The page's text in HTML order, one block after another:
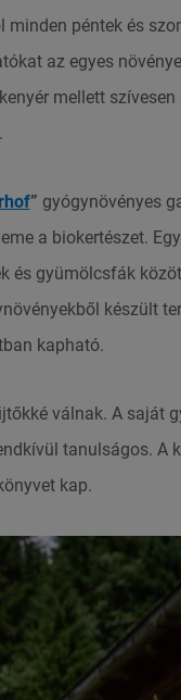
péntek és
az egyes
mellett
” gyógynövényes
a biokertészet.
és gyümölcsfák
készült
kapható.
válnak. A saját
tanulságos. A
kap.